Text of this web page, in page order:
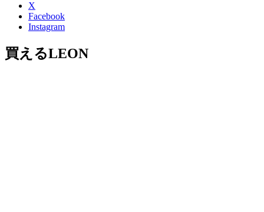
X
Facebook
Instagram
買えるLEON